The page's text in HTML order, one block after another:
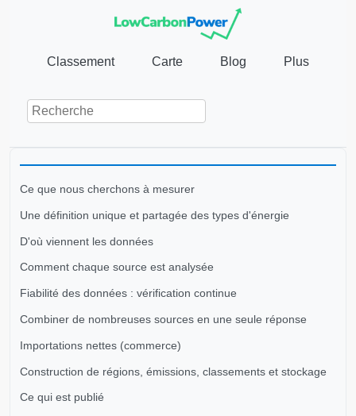
Classement Carte Blog Plus
Ce que nous cherchons à mesurer
Une définition unique et partagée des types d'énergie
D'où viennent les données
Comment chaque source est analysée
Fiabilité des données : vérification continue
Combiner de nombreuses sources en une seule réponse
Importations nettes (commerce)
Construction de régions, émissions, classements et stockage
Ce qui est publié